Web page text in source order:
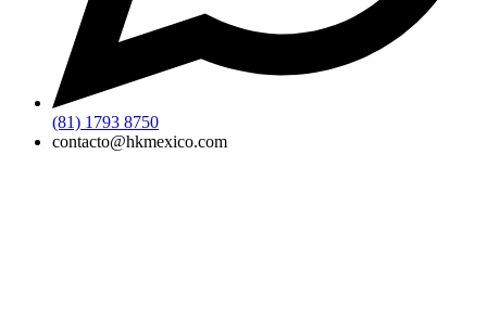
(81) 1793 8750
contacto@hkmexico.com